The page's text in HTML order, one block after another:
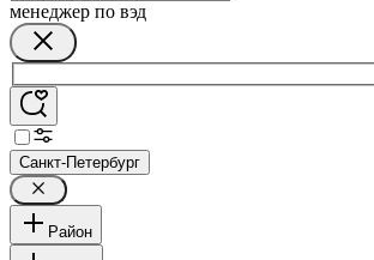
менеджер по вэд
Санкт-Петербург
Район